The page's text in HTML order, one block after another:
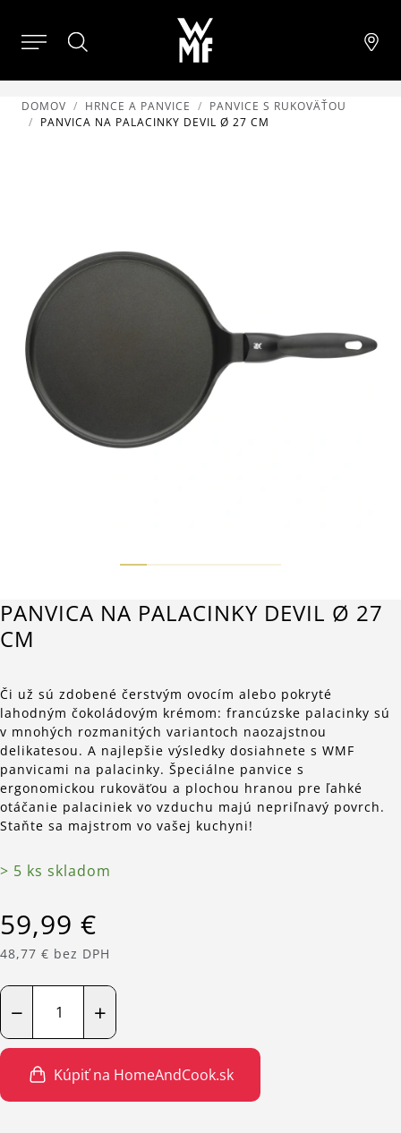
DOMOV HRNCE A PANVICE
PANVICE S RUKOVÄŤOU
PANVICA NA PALACINKY DEVIL Ø 27 CM
PANVICA NA PALACINKY DEVIL Ø 27
CM
Či už sú zdobené čerstvým ovocím alebo pokryté
lahodným čokoládovým krémom: francúzske palacinky sú
v mnohých rozmanitých variantoch naozajstnou
delikatesou. A najlepšie výsledky dosiahnete s WMF
panvicami na palacinky. Špeciálne panvice s
ergonomickou rukoväťou a plochou hranou pre ľahké
otáčanie palaciniek vo vzduchu majú nepriľnavý povrch.
Staňte sa majstrom vo vašej kuchyni!
> 5 ks skladom
59,99 €
48,77 € bez DPH
+
−
Kúpiť na HomeAndCook.sk